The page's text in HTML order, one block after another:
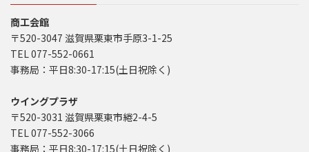
商工会館
〒520-3047 滋賀県栗東市手原3-1-25
TEL 077-552-0661
事務局：平日8:30-17:15(土日祝除く)
ウイングプラザ
〒520-3031 滋賀県栗東市綣2-4-5
TEL 077-552-3066
事務局：平日8:30-17:15(土日祝除く)